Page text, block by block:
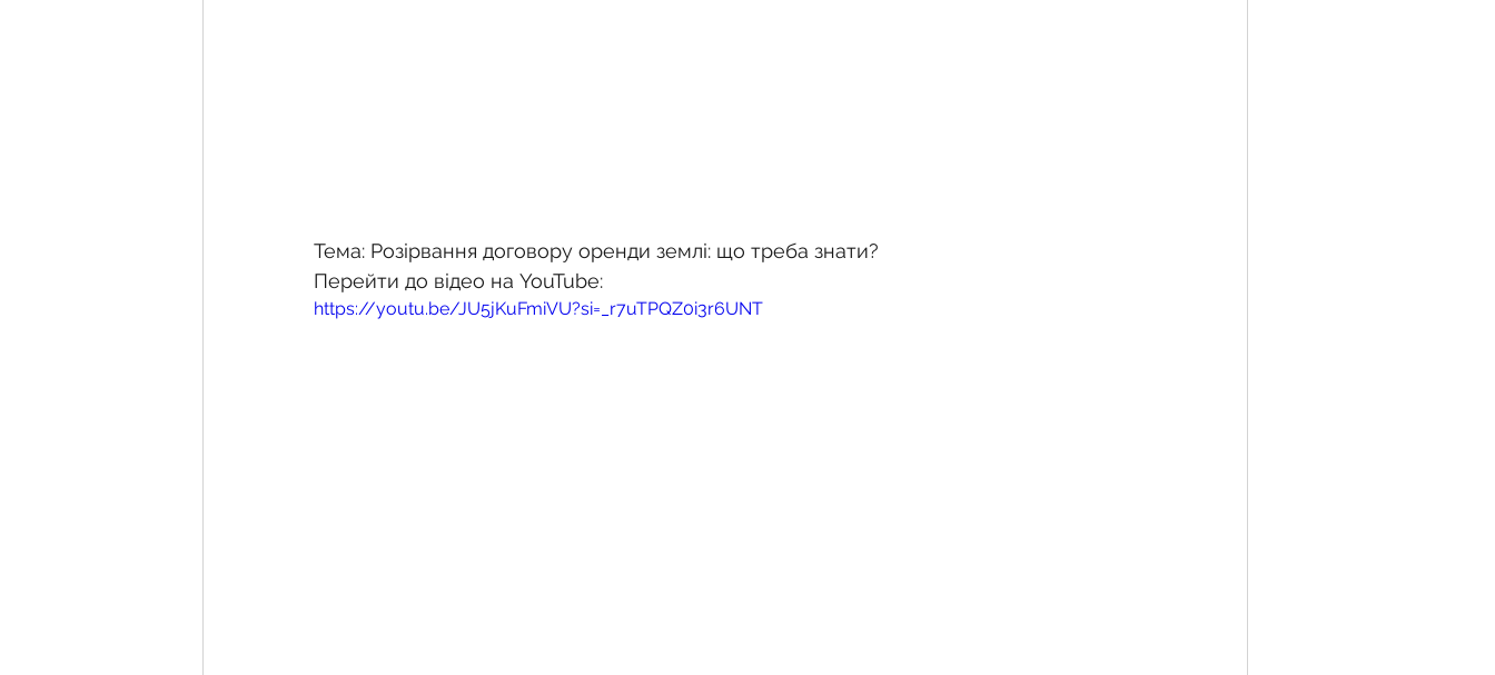
Тема: Розірвання договору оренди землі: що треба знати?
Перейти до відео на YouTube:
https://youtu.be/JU5jKuFmiVU?si=_r7uTPQZ0i3r6UNT